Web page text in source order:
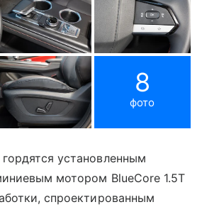
8
фото
установленным
мотором BlueCore 1.5T
спроектированным